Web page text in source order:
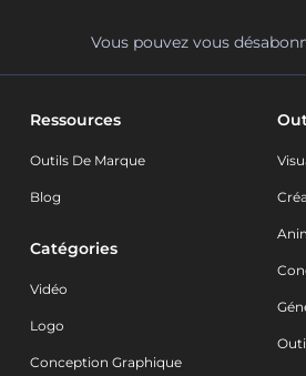
Vous pouvez vous
Ressources
Outils De Marque
Blog
Catégories
Vidéo
Logo
Conception Graphique